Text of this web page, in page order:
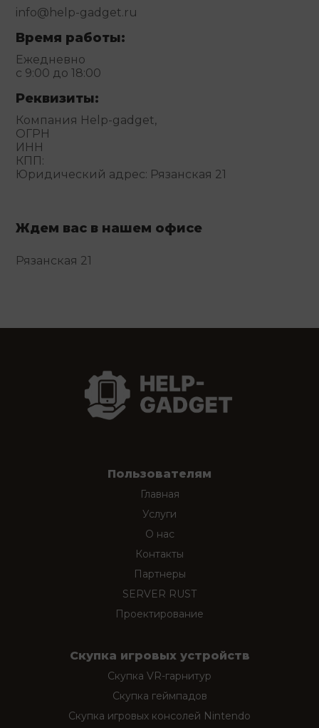
info@help-gadget.ru
Время работы:
Ежедневно
с 9:00 до 18:00
Реквизиты:
Компания Help-gadget,
ОГРН
ИНН
КПП:
Юридический адрес: Рязанская 21
Ждем вас в нашем офисе
Рязанская 21
Пользователям
Главная
Услуги
О нас
Контакты
Партнеры
SERVER RUST
Проектирование
Скупка игровых устройств
Скупка VR-гарнитур
Скупка геймпадов
Скупка игровых консолей Nintendo